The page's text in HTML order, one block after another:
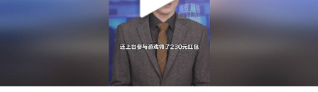
佛得角门将亮相智利俱乐部主场
U17国足1分钟轰2球
宇树科技发行价格150.80元/股
Play